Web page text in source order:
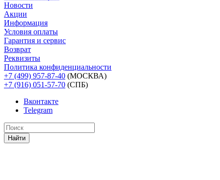
Новости
Акции
Информация
Условия оплаты
Гарантия и сервис
Возврат
Реквизиты
Политика конфиденциальности
+7 (499) 957-87-40 (МОСКВА)
+7 (916) 051-57-70 (СПБ)
Вконтакте
Telegram
Найти